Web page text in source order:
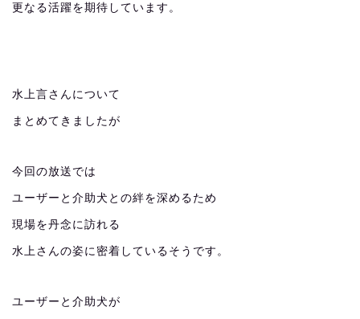
更なる活躍を期待しています。
水上言さんについて
まとめてきましたが
今回の放送では
ユーザーと介助犬との絆を深めるため
現場を丹念に訪れる
水上さんの姿に密着しているそうです。
ユーザーと介助犬が